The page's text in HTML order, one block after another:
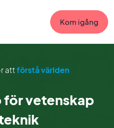
Kom igång
attförstå världen
för vetenskap